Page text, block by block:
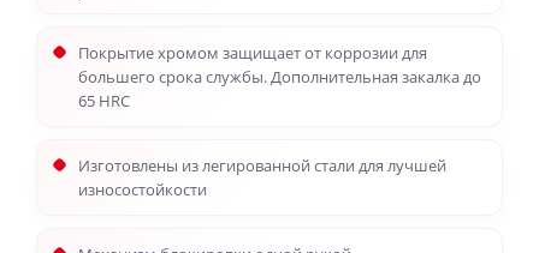
Покрытие хромом защищает от коррозии для
большего срока службы. Дополнительная закалка до
65 HRC
Изготовлены из легированной стали для лучшей
износостойкости